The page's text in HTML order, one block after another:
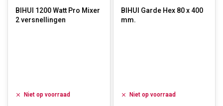
BIHUI 1200 Watt Pro Mixer
2 versnellingen
Niet op voorraad
BIHUI Garde Hex 80 x 400
mm.
Niet op voorraad